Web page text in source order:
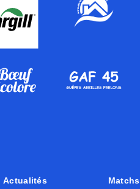
Actualités Matchs